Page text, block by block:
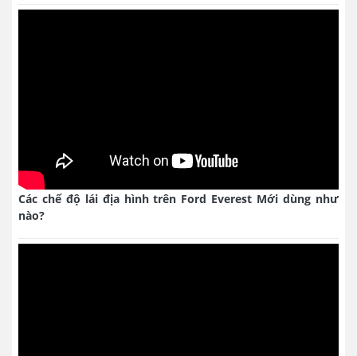
Các chế độ lái địa hình trên Ford Everest Mới dùng như
nào?